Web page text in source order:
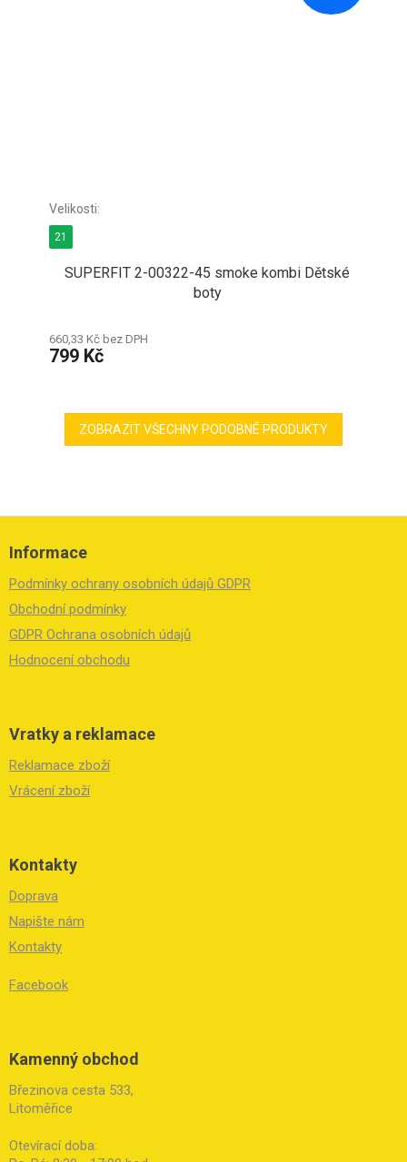
SUPERFIT 2-00322-45 smoke kombi Dětské
boty
660,33 Kč bez DPH
799 Kč
21
ZOBRAZIT VŠECHNY PODOBNÉ PRODUKTY
Informace
Podmínky ochrany osobních údajů GDPR
Obchodní podmínky
GDPR Ochrana osobních údajů
Hodnocení obchodu
Vratky a reklamace
Reklamace zboží
Vrácení zboží
Kontakty
Doprava
Napište nám
Kontakty
Facebook
Kamenný obchod
Březinova cesta 533,
Litoměřice
Otevírací doba: